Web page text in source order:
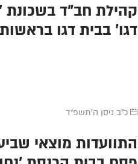
קהילת חב"ד בשכונת
דגן' בבית דגן
כ"ב ניסן ה׳תשפ״ד
התוועדות מוצאי